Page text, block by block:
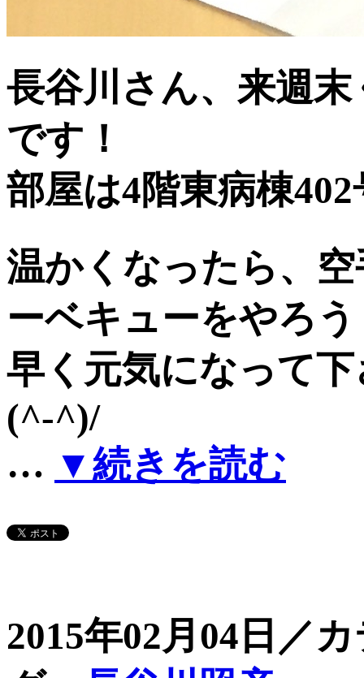
長谷川さん、来週
です！
部屋は4階東病棟
温かくなったら、
ーベキューをやろ
早く元気になって
(^-^)/
… ▼続きを読む
2015年02月04日／